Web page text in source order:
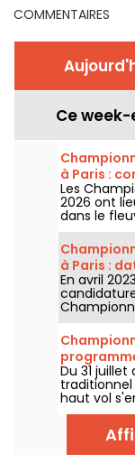
COMMENTAIRES
Ce
à Paris :
certaines
Les
2026 ont
dans le
plus
observer
plongeon
prochain ?
à Paris :
En avril
2026. Du
Aquatique
et les
plongeon
Du 31
haut vol
d'Europe
olympique
naturel de
du